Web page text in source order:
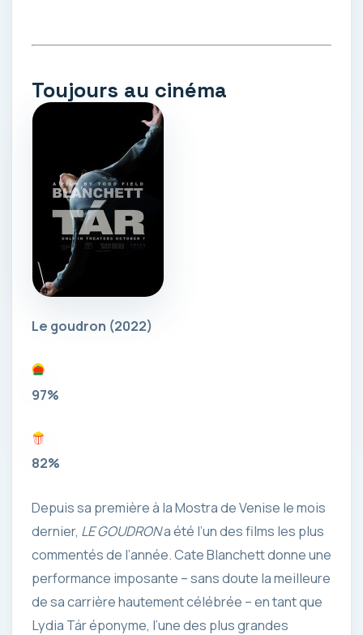
Toujours au cinéma
Le goudron (2022)
97%
82%
Depuis sa première à la Mostra de Venise le mois
dernier, LE GOUDRONa été l’un des films les plus
commentés de l’année. Cate Blanchett donne une
performance imposante – sans doute la meilleure
de sa carrière hautement célébrée – en tant que
Lydia Tár éponyme, l’une des plus grandes